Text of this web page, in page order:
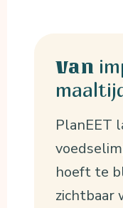
Van
PlanEET
hoeft te
zichtbaar